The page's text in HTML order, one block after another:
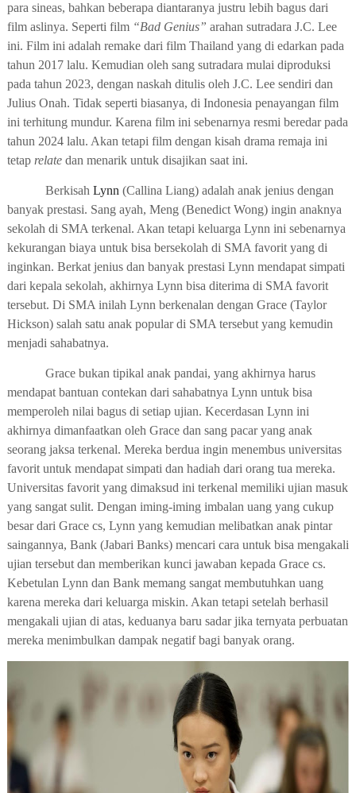
para sineas, bahkan beberapa diantaranya justru lebih bagus dari
film aslinya. Seperti film “Bad Genius” arahan sutradara J.C. Lee
ini. Film ini adalah remake dari film Thailand yang di edarkan pada
tahun 2017 lalu. Kemudian oleh sang sutradara mulai diproduksi
pada tahun 2023, dengan naskah ditulis oleh J.C. Lee sendiri dan
Julius Onah. Tidak seperti biasanya, di Indonesia penayangan film
ini terhitung mundur. Karena film ini sebenarnya resmi beredar pada
tahun 2024 lalu. Akan tetapi film dengan kisah drama remaja ini
tetap relatedan menarik untuk disajikan saat ini.
Berkisah Lynn (Callina Liang) adalah anak jenius dengan
banyak prestasi. Sang ayah, Meng (Benedict Wong) ingin anaknya
sekolah di SMA terkenal. Akan tetapi keluarga Lynn ini sebenarnya
kekurangan biaya untuk bisa bersekolah di SMA favorit yang di
inginkan. Berkat jenius dan banyak prestasi Lynn mendapat simpati
dari kepala sekolah, akhirnya Lynn bisa diterima di SMA favorit
tersebut. Di SMA inilah Lynn berkenalan dengan Grace (Taylor
Hickson) salah satu anak popular di SMA tersebut yang kemudin
menjadi sahabatnya.
Grace bukan tipikal anak pandai, yang akhirnya harus
mendapat bantuan contekan dari sahabatnya Lynn untuk bisa
memperoleh nilai bagus di setiap ujian. Kecerdasan Lynn ini
akhirnya dimanfaatkan oleh Grace dan sang pacar yang anak
seorang jaksa terkenal. Mereka berdua ingin menembus universitas
favorit untuk mendapat simpati dan hadiah dari orang tua mereka.
Universitas favorit yang dimaksud ini terkenal memiliki ujian masuk
yang sangat sulit. Dengan iming-iming imbalan uang yang cukup
besar dari Grace cs, Lynn yang kemudian melibatkan anak pintar
saingannya, Bank (Jabari Banks) mencari cara untuk bisa mengakali
ujian tersebut dan memberikan kunci jawaban kepada Grace cs.
Kebetulan Lynn dan Bank memang sangat membutuhkan uang
karena mereka dari keluarga miskin. Akan tetapi setelah berhasil
mengakali ujian di atas, keduanya baru sadar jika ternyata perbuatan
mereka menimbulkan dampak negatif bagi banyak orang.